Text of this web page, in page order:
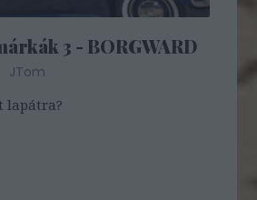
3 - BORGWARD
JTom
lapátra?